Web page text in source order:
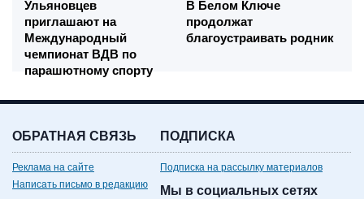
Ульяновцев
приглашают на
Международный
чемпионат ВДВ по
парашютному спорту
В Белом Ключе
продолжат
благоустраивать родник
ОБРАТНАЯ СВЯЗЬ
Реклама на сайте
Написать письмо в редакцию
ПОДПИСКА
Подписка на рассылку материалов
Мы в социальных сетях